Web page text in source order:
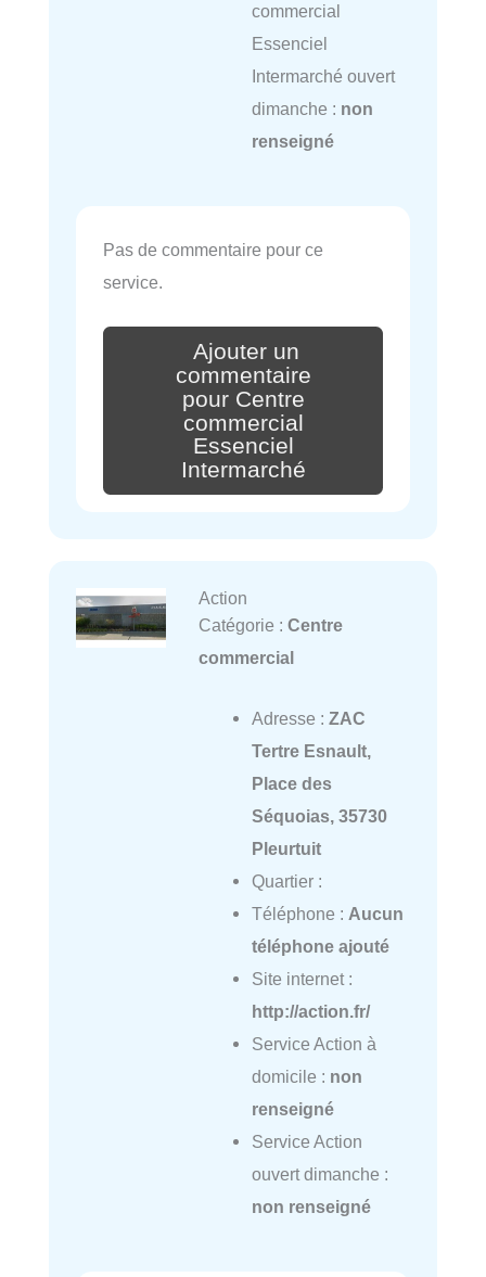
commercial
Essenciel
Intermarché ouvert
dimanche : non
renseigné
Pas de commentaire pour ce
service.
Ajouter un
commentaire
pour Centre
commercial
Essenciel
Intermarché
Action
Catégorie : Centre
commercial
Adresse : ZAC
Tertre Esnault,
Place des
Séquoias, 35730
Pleurtuit
Quartier :
Téléphone : Aucun
téléphone ajouté
Site internet :
http://action.fr/
Service Action à
domicile : non
renseigné
Service Action
ouvert dimanche :
non renseigné